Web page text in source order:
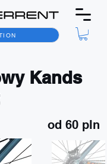
Kands
od 60 pln